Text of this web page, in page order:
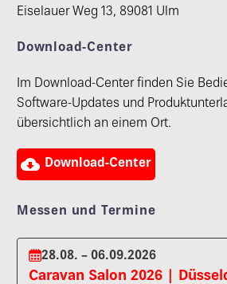
Eiselauer Weg 13, 89081 Ulm
Download-Center
Im Download-Center finden Sie
Software-Updates und
übersichtlich an einem Ort.
 Download-Center
Messen und Termine
28.08. – 06.09.2026
Caravan Salon 2026 |